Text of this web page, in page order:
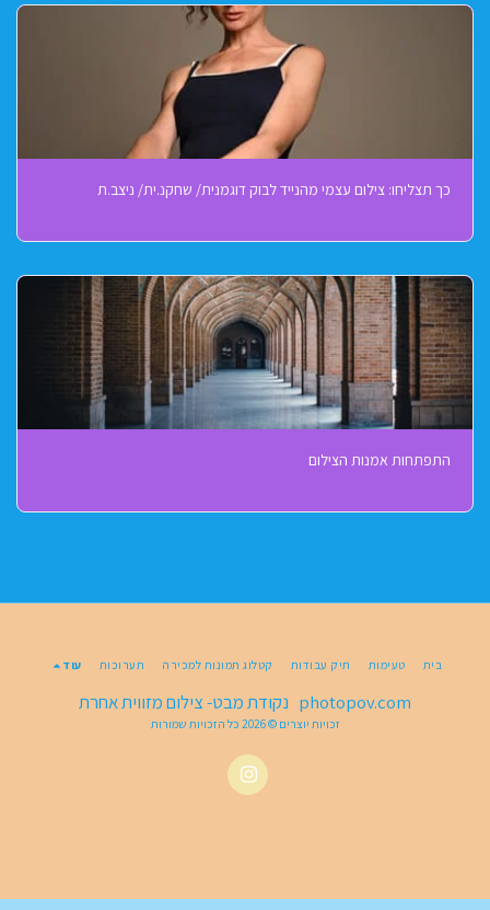
כך תצליחו: צילום עצמי מהנייד לבוק דוגמנית/ שחקנ.ית/ ניצב.ת
התפתחות אמנות הצילום
photopov.com נקודת מבט- צילום מזווית אחרת
זכויות יוצרים © 2026 כל הזכויות שמורות
בית טעימות תיק עבודות קטלוג תמונות למכירה תערוכות עוד